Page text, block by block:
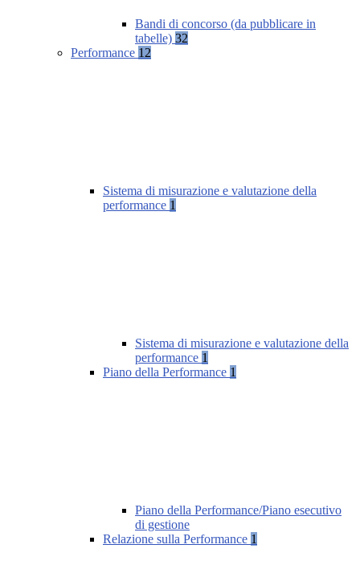
Bandi di concorso (da pubblicare in
tabelle) 32
Performance 12
Sistema di misurazione e valutazione della
performance 1
Sistema di misurazione e valutazione della
performance 1
Piano della Performance 1
Piano della Performance/Piano esecutivo
di gestione
Relazione sulla Performance 1